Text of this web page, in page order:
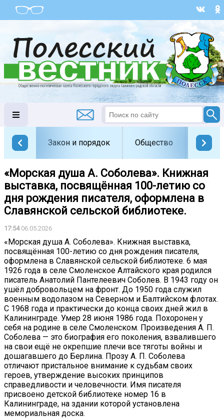
Закон и порядок Общество
«Морская душа А. Соболева». Книжная
выставка, посвящённая 100-летию со
дня рождения писателя, оформлена в
Славянской сельской библиотеке.
17:5406.05.2026
«Морская душа А. Соболева». Книжная выставка,
посвящённая 100-летию со дня рождения писателя,
оформлена в Славянской сельской библиотеке. 6 мая
1926 года в селе Смоленское Алтайского края родился
писатель Анатолий Пантелеевич Соболев. В 1943 году он
ушёл добровольцем на фронт. До 1950 года служил
военным водолазом на Северном и Балтийском флотах.
С 1968 года и практически до конца своих дней жил в
Калининграде. Умер 28 июня 1986 года. Похоронен у
себя на родине в селе Смоленском. Произведения А. П.
Соболева — это биография его поколения, взвалившего
на свои ещё не окрепшие плечи все тяготы войны и
дошагавшего до Берлина. Прозу А. П. Соболева
отличают пристальное внимание к судьбам своих
героев, утверждение высоких принципов
справедливости и человечности. Имя писателя
присвоено детской библиотеке номер 16 в
Калининграде, на здании которой установлена
мемориальная доска.